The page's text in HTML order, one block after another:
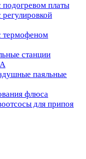
подогревом платы
термофеном
станции
паяльные
флюса
для припоя